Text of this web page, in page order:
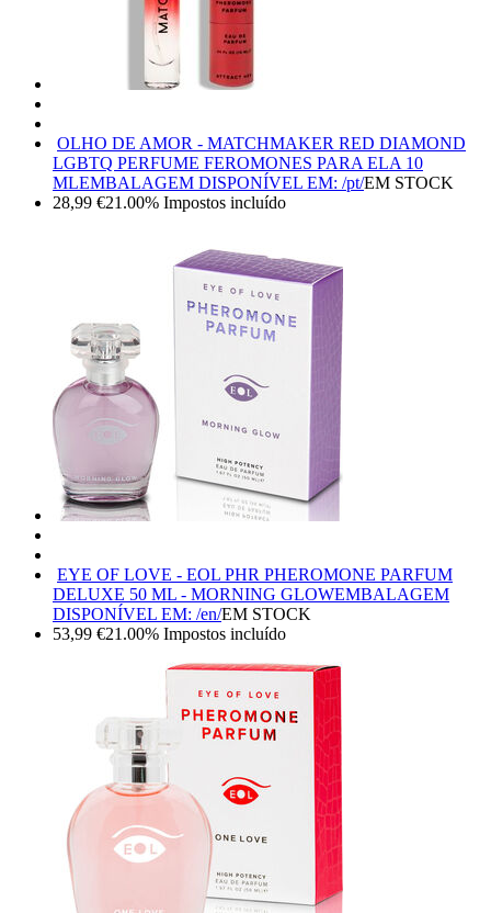
OLHO DE AMOR - MATCHMAKER RED DIAMOND
LGBTQ PERFUME FEROMONES PARA ELA 10
MLEMBALAGEM DISPONÍVEL EM: /pt/EM STOCK
28,99 €21.00% Impostos incluído
EYE OF LOVE - EOL PHR PHEROMONE PARFUM
DELUXE 50 ML - MORNING GLOWEMBALAGEM
DISPONÍVEL EM: /en/EM STOCK
53,99 €21.00% Impostos incluído